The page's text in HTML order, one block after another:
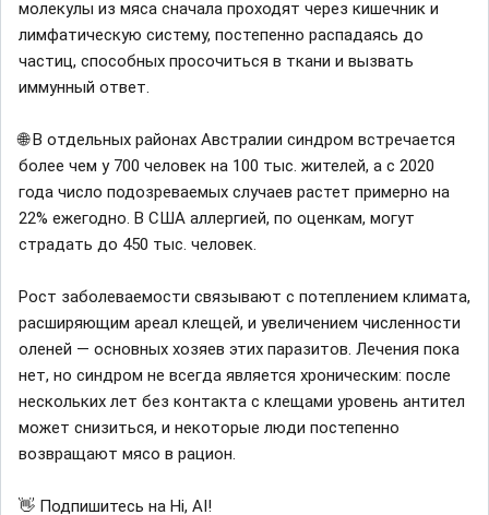
молекулы из мяса сначала проходят через кишечник и
лимфатическую систему, постепенно распадаясь до
частиц, способных просочиться в ткани и вызвать
иммунный ответ.
🌐 В отдельных районах Австралии синдром встречается
более чем у 700 человек на 100 тыс. жителей, а с 2020
года число подозреваемых случаев растет примерно на
22% ежегодно. В США аллергией, по оценкам, могут
страдать до 450 тыс. человек.
Рост заболеваемости связывают с потеплением климата,
расширяющим ареал клещей, и увеличением численности
оленей — основных хозяев этих паразитов. Лечения пока
нет, но синдром не всегда является хроническим: после
нескольких лет без контакта с клещами уровень антител
может снизиться, и некоторые люди постепенно
возвращают мясо в рацион.
👋 Подпишитесь на Hi, AI!